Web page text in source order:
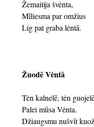
Žemaitija švėnta,
Mīliesma par omžius
Lig pat graba lėntā.
Žuodē Vėntā
Tėn kalnelē, tėn
Palei mūsa Vėnta.
Džiaugsmu nušvīt